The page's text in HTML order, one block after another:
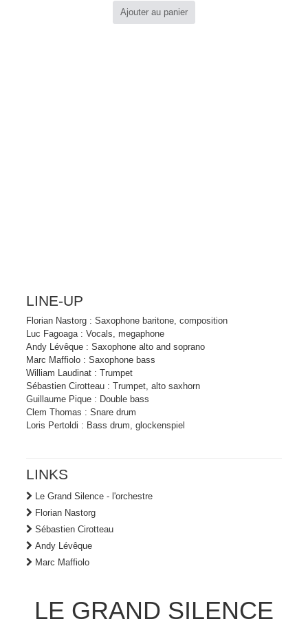
Ajouter au panier
LINE-UP
Florian Nastorg : Saxophone baritone, composition
Luc Fagoaga : Vocals, megaphone
Andy Lévêque : Saxophone alto and soprano
Marc Maffiolo : Saxophone bass
William Laudinat : Trumpet
Sébastien Cirotteau : Trumpet, alto saxhorn
Guillaume Pique : Double bass
Clem Thomas : Snare drum
Loris Pertoldi : Bass drum, glockenspiel
LINKS
Le Grand Silence - l'orchestre
Florian Nastorg
Sébastien Cirotteau
Andy Lévêque
Marc Maffiolo
LE GRAND SILENCE